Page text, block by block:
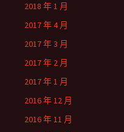
2018 年 1 月
2017 年 4 月
2017 年 3 月
2017 年 2 月
2017 年 1 月
2016 年 12 月
2016 年 11 月